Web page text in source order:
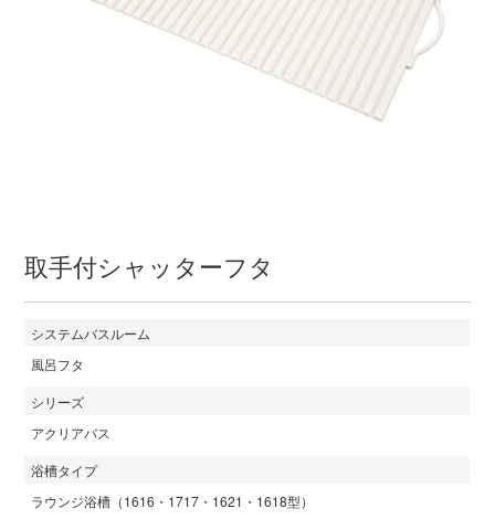
取手付シャッターフタ
システムバスルーム
風呂フタ
シリーズ
アクリアバス
浴槽タイプ
ラウンジ浴槽（1616・1717・1621・1618型）